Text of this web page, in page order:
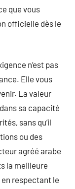
que vous
officielle dès le
n’est pas
Elle vous
La valeur
sa capacité
sans qu’il
ou des
agréé arabe
la meilleure
respectant le